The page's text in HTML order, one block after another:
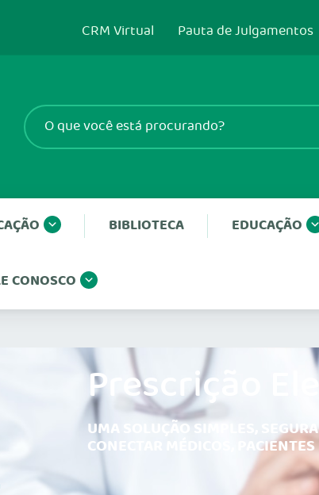
CRM Virtual Pauta de Julgamentos
BIBLIOTECA EDUCAÇÃO
CONOSCO
Prescrição
UMA SOLUÇÃO SIMPLES,
CONECTAR MÉDICOS,